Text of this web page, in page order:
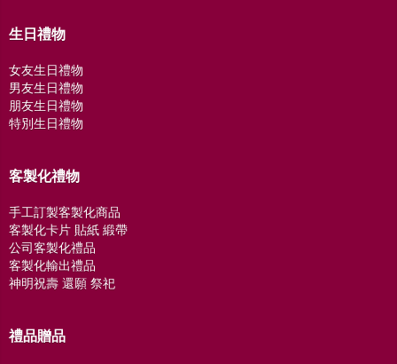
生日禮物
女友生日禮物
男友生日禮物
朋友生日禮物
特別生日禮物
客製化禮物
手工訂製客製化商品
客製化卡片 貼紙 緞帶
公司客製化禮品
客製化輸出禮品
神明祝壽 還願 祭祀
禮品贈品